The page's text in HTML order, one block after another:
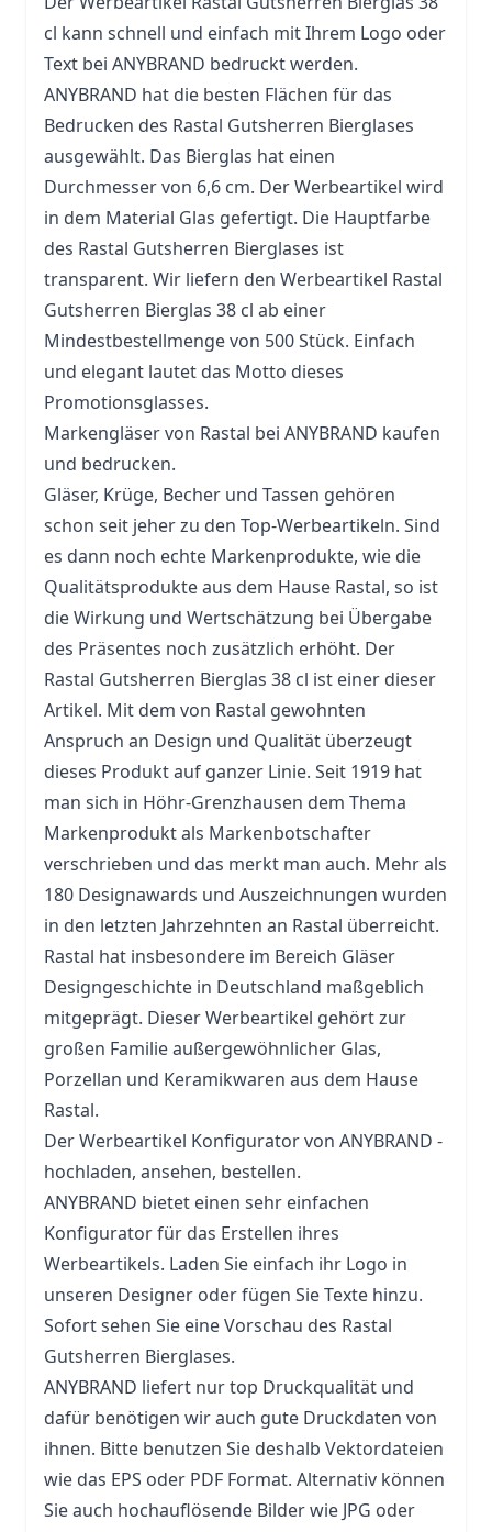
cl kann schnell und einfach mit Ihrem Logo oder
Text bei ANYBRAND bedruckt werden.
ANYBRAND hat die besten Flächen für das
Bedrucken des Rastal Gutsherren Bierglases
ausgewählt. Das Bierglas hat einen
Durchmesser von 6,6 cm. Der Werbeartikel wird
in dem Material Glas gefertigt. Die Hauptfarbe
des Rastal Gutsherren Bierglases ist
transparent. Wir liefern den Werbeartikel Rastal
Gutsherren Bierglas 38 cl ab einer
Mindestbestellmenge von 500 Stück. Einfach
und elegant lautet das Motto dieses
Promotionsglasses.
Markengläser von Rastal bei ANYBRAND kaufen
und bedrucken.
Gläser, Krüge, Becher und Tassen gehören
schon seit jeher zu den Top-Werbeartikeln. Sind
es dann noch echte Markenprodukte, wie die
Qualitätsprodukte aus dem Hause Rastal, so ist
die Wirkung und Wertschätzung bei Übergabe
des Präsentes noch zusätzlich erhöht. Der
Rastal Gutsherren Bierglas 38 cl ist einer dieser
Artikel. Mit dem von Rastal gewohnten
Anspruch an Design und Qualität überzeugt
dieses Produkt auf ganzer Linie. Seit 1919 hat
man sich in Höhr-Grenzhausen dem Thema
Markenprodukt als Markenbotschafter
verschrieben und das merkt man auch. Mehr als
180 Designawards und Auszeichnungen wurden
in den letzten Jahrzehnten an Rastal überreicht.
Rastal hat insbesondere im Bereich Gläser
Designgeschichte in Deutschland maßgeblich
mitgeprägt. Dieser Werbeartikel gehört zur
großen Familie außergewöhnlicher Glas,
Porzellan und Keramikwaren aus dem Hause
Rastal.
Der Werbeartikel Konfigurator von ANYBRAND -
hochladen, ansehen, bestellen.
ANYBRAND bietet einen sehr einfachen
Konfigurator für das Erstellen ihres
Werbeartikels. Laden Sie einfach ihr Logo in
unseren Designer oder fügen Sie Texte hinzu.
Sofort sehen Sie eine Vorschau des Rastal
Gutsherren Bierglases.
ANYBRAND liefert nur top Druckqualität und
dafür benötigen wir auch gute Druckdaten von
ihnen. Bitte benutzen Sie deshalb Vektordateien
wie das EPS oder PDF Format. Alternativ können
Sie auch hochauflösende Bilder wie JPG oder